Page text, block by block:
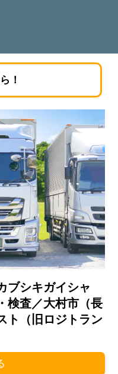
！
ブシキガイシャ
検査／大村市（長
ト（旧ロジトラン